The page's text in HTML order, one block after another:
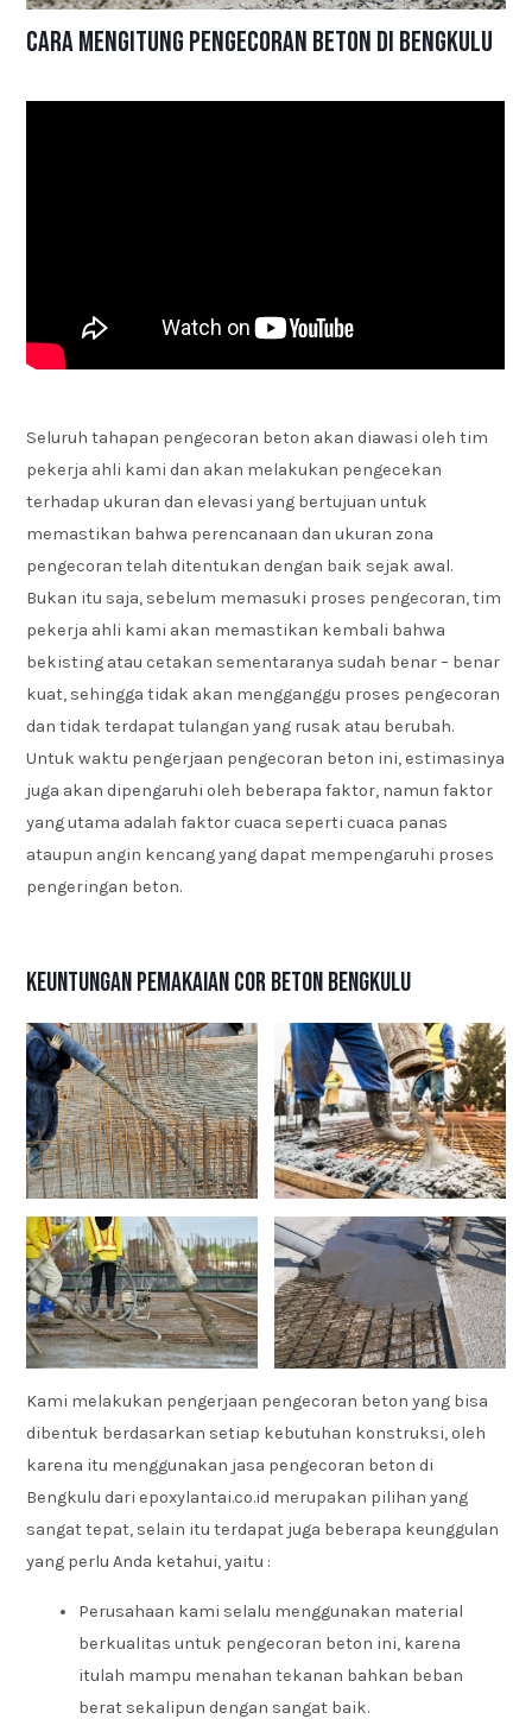
Cara Mengitung Pengecoran Beton di Bengkulu
Seluruh tahapan pengecoran beton akan diawasi oleh tim
pekerja ahli kami dan akan melakukan pengecekan
terhadap ukuran dan elevasi yang bertujuan untuk
memastikan bahwa perencanaan dan ukuran zona
pengecoran telah ditentukan dengan baik sejak awal.
Bukan itu saja, sebelum memasuki proses pengecoran, tim
pekerja ahli kami akan memastikan kembali bahwa
bekisting atau cetakan sementaranya sudah benar – benar
kuat, sehingga tidak akan mengganggu proses pengecoran
dan tidak terdapat tulangan yang rusak atau berubah.
Untuk waktu pengerjaan pengecoran beton ini, estimasinya
juga akan dipengaruhi oleh beberapa faktor, namun faktor
yang utama adalah faktor cuaca seperti cuaca panas
ataupun angin kencang yang dapat mempengaruhi proses
pengeringan beton.
Keuntungan Pemakaian Cor Beton Bengkulu
Kami melakukan pengerjaan pengecoran beton yang bisa
dibentuk berdasarkan setiap kebutuhan konstruksi, oleh
karena itu menggunakan jasa pengecoran beton di
Bengkulu dari epoxylantai.co.id merupakan pilihan yang
sangat tepat, selain itu terdapat juga beberapa keunggulan
yang perlu Anda ketahui, yaitu :
Perusahaan kami selalu menggunakan material
berkualitas untuk pengecoran beton ini, karena
itulah mampu menahan tekanan bahkan beban
berat sekalipun dengan sangat baik.